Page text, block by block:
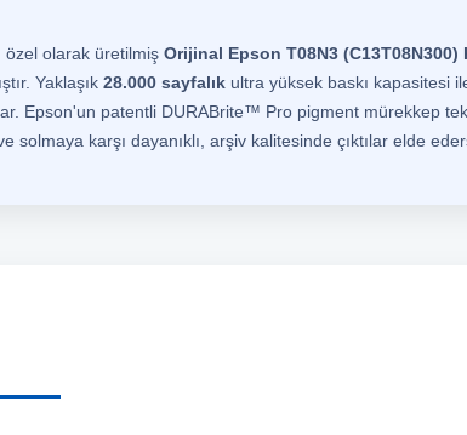
özel olarak üretilmiş Orijinal Epson T08N3 (C13T08N300)
Yaklaşık 28.000 sayfalık ultra yüksek baskı kapasitesi
Epson'un patentli DURABrite™ Pro pigment mürekkep
solmaya karşı dayanıklı, arşiv kalitesinde çıktılar elde